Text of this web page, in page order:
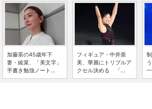
加藤茶の45歳年下
妻・綾菜、「美文字」
手書き勉強ノート...
フィギュア・中井亜
美、華麗にトリプルア
クセル決める 「...